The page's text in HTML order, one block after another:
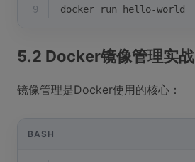
9
docker run hello-world
5.2 Docker镜像管理实战
镜像管理是Docker使用的核心：
BASH